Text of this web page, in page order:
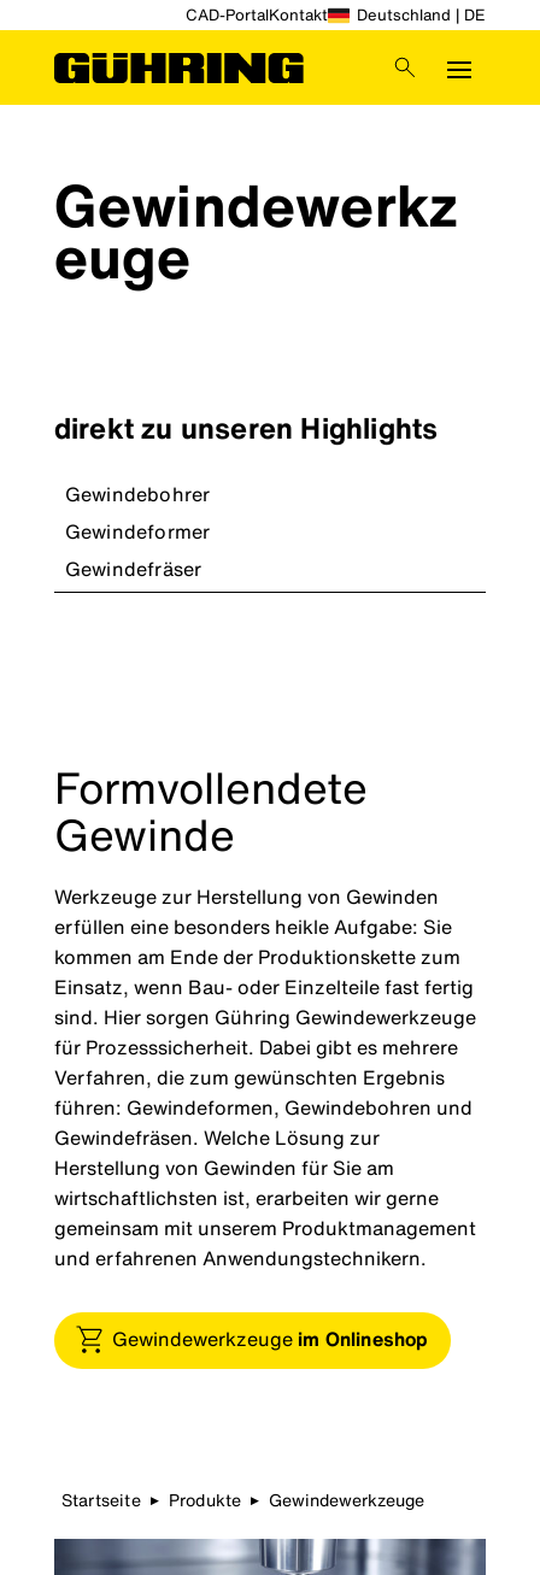
CAD-PortalKontakt Deutschland | DE
Gewindewerkz
euge
direkt zu unseren Highlights
Gewindebohrer
Gewindeformer
Gewindefräser
Formvollendete
Gewinde
Werkzeuge zur Herstellung von Gewinden
erfüllen eine besonders heikle Aufgabe: Sie
kommen am Ende der Produktionskette zum
Einsatz, wenn Bau- oder Einzelteile fast fertig
sind. Hier sorgen Gühring Gewindewerkzeuge
für Prozesssicherheit. Dabei gibt es mehrere
Verfahren, die zum gewünschten Ergebnis
führen: Gewindeformen, Gewindebohren und
Gewindefräsen. Welche Lösung zur
Herstellung von Gewinden für Sie am
wirtschaftlichsten ist, erarbeiten wir gerne
gemeinsam mit unserem Produktmanagement
und erfahrenen Anwendungstechnikern.
Gewindewerkzeuge im Onlineshop
Startseite ▶ Produkte ▶ Gewindewerkzeuge